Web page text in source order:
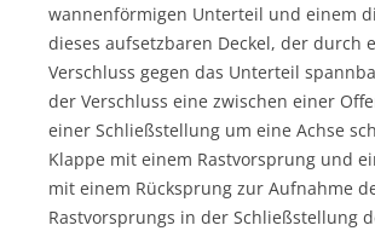
wannenförmigen Unterteil und einem
dieses aufsetzbaren Deckel, der durch
Verschluss gegen das Unterteil
der Verschluss eine zwischen einer
einer Schließstellung um eine Achse
Klappe mit einem Rastvorsprung und
mit einem Rücksprung zur Aufnahme
Rastvorsprungs in der Schließstellung